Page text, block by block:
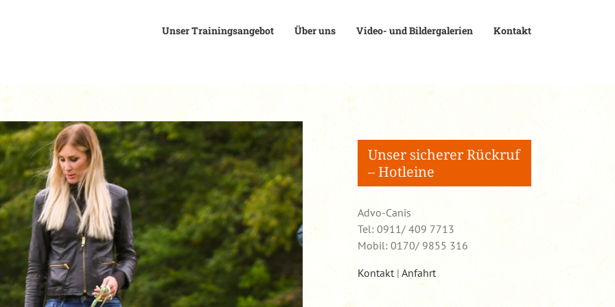
Unser Trainingsangebot Über uns Video- und Bildergalerien Kontakt
Unser sicherer Rückruf
– Hotleine
Advo-Canis
Tel: 0911/ 409 7713
Mobil: 0170/ 9855 316
Kontakt| Anfahrt